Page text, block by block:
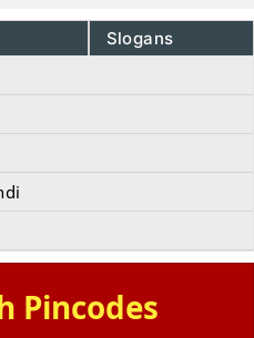
Slogans
Pincodes